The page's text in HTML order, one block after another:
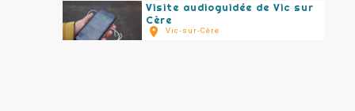
Visite audioguidée de Vic sur
Cère
Vic-sur-Cère